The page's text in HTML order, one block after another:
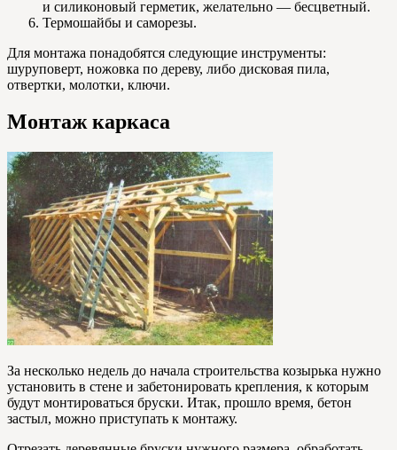
и силиконовый герметик, желательно — бесцветный.
Термошайбы и саморезы.
Для монтажа понадобятся следующие инструменты:
шуруповерт, ножовка по дереву, либо дисковая пила,
отвертки, молотки, ключи.
Монтаж каркаса
За несколько недель до начала строительства козырька нужно
установить в стене и забетонировать крепления, к которым
будут монтироваться бруски. Итак, прошло время, бетон
застыл, можно приступать к монтажу.